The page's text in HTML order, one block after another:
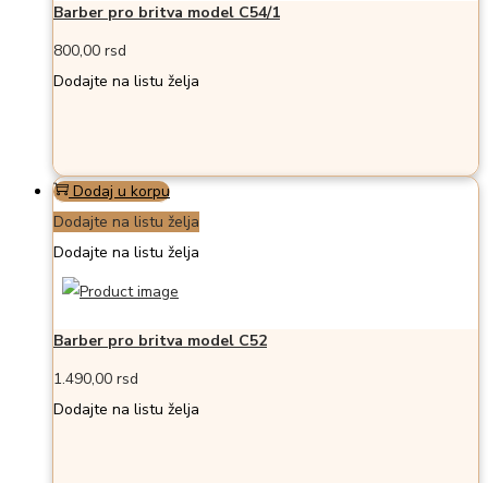
Barber pro britva model C54/1
800,00 rsd
Dodajte na listu želja
Dodaj u korpu
Dodajte na listu želja
Dodajte na listu želja
Barber pro britva model C52
1.490,00 rsd
Dodajte na listu želja